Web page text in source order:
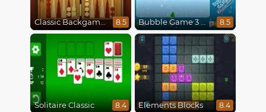
Classic Backgammon 8.5 Bubble Game 3 Christmas 8.5
Solitaire Classic 8.4 Elements Blocks 8.4